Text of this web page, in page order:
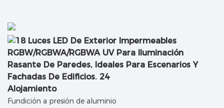
Alojamiento
Fundición a presión de aluminio